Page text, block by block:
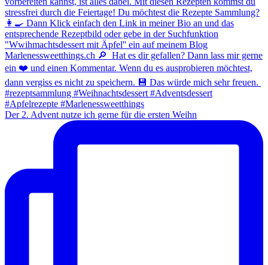
Der 2. Advent nutze ich gerne für die ersten Weihn